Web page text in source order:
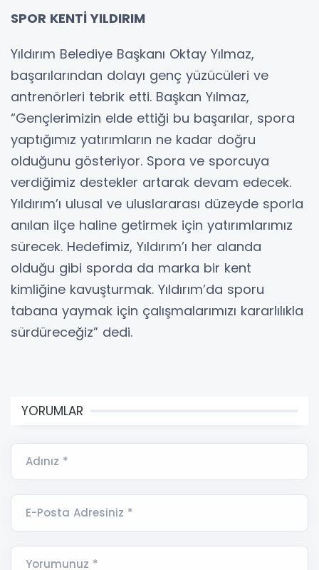
SPOR KENTİ YILDIRIM
Yıldırım Belediye Başkanı Oktay Yılmaz,
başarılarından dolayı genç yüzücüleri ve
antrenörleri tebrik etti. Başkan Yılmaz,
“Gençlerimizin elde ettiği bu başarılar, spora
yaptığımız yatırımların ne kadar doğru
olduğunu gösteriyor. Spora ve sporcuya
verdiğimiz destekler artarak devam edecek.
Yıldırım’ı ulusal ve uluslararası düzeyde sporla
anılan ilçe haline getirmek için yatırımlarımız
sürecek. Hedefimiz, Yıldırım’ı her alanda
olduğu gibi sporda da marka bir kent
kimliğine kavuşturmak. Yıldırım’da sporu
tabana yaymak için çalışmalarımızı kararlılıkla
sürdüreceğiz” dedi.
YORUMLAR
Adınız *
E-Posta Adresiniz *
Yorumunuz *